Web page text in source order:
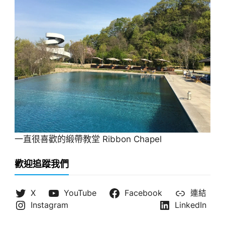
一直很喜歡的緞帶教堂 Ribbon Chapel
歡迎追蹤我們
X YouTube Facebook
連結
Instagram
LinkedIn